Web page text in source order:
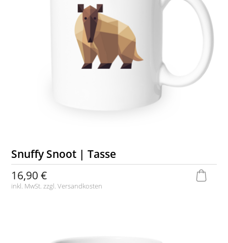
Snuffy Snoot | Tasse
16,90 €
inkl. MwSt. zzgl.Versandkosten